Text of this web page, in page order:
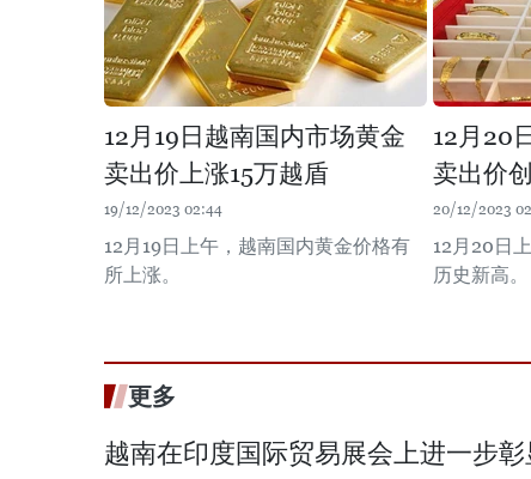
12月19日越南国内市场黄金
卖出价上涨15万越盾
19/12/2023 02:44
12月19日上午，越南国内黄金价格有
所上涨。
12月20
卖出价
20/12/2023
12月20日
历史新高。
更多
越南在印度国际贸易展会上进一步彰